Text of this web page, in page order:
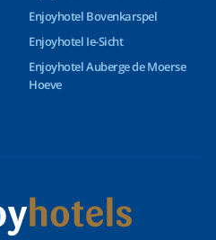
Enjoyhotel Bovenkarspel
Enjoyhotel Ie-Sicht
Enjoyhotel Auberge de Moerse
Hoeve